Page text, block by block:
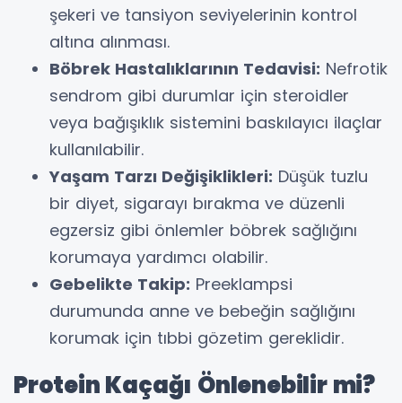
şekeri ve tansiyon seviyelerinin kontrol
altına alınması.
Böbrek Hastalıklarının Tedavisi: Nefrotik
sendrom gibi durumlar için steroidler
veya bağışıklık sistemini baskılayıcı ilaçlar
kullanılabilir.
Yaşam Tarzı Değişiklikleri: Düşük tuzlu
bir diyet, sigarayı bırakma ve düzenli
egzersiz gibi önlemler böbrek sağlığını
korumaya yardımcı olabilir.
Gebelikte Takip: Preeklampsi
durumunda anne ve bebeğin sağlığını
korumak için tıbbi gözetim gereklidir.
Protein Kaçağı Önlenebilir mi?